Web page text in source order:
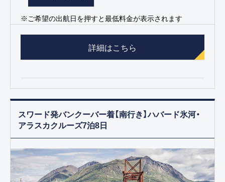
※ご希望の出航日を押すと最低料金が表示されます
詳細はこちら
スワード発バンクーバー着【南行き】ハバード氷河・
アラスカクルーズ7泊8日